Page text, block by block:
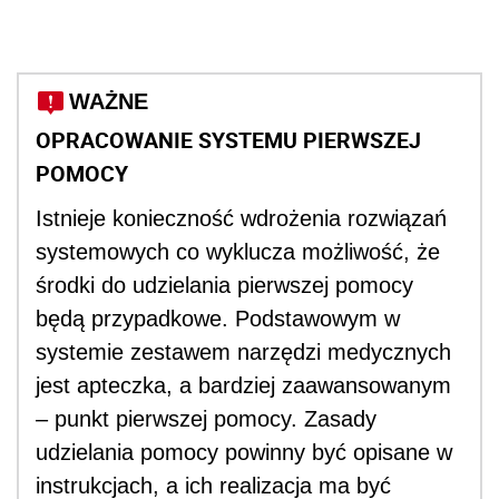
WAŻNE
OPRACOWANIE SYSTEMU PIERWSZEJ
POMOCY
Istnieje konieczność wdrożenia rozwiązań
systemowych co wyklucza możliwość, że
środki do udzielania pierwszej pomocy
będą przypadkowe. Podstawowym w
systemie zestawem narzędzi medycznych
jest apteczka, a bardziej zaawansowanym
– punkt pierwszej pomocy. Zasady
udzielania pomocy powinny być opisane w
instrukcjach, a ich realizacja ma być